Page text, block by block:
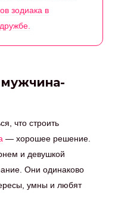
зодиака в
что строить
— хорошее решение.
и девушкой
Они одинаково
умны и любят